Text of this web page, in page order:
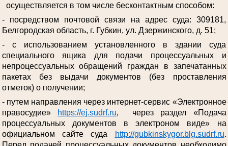
осуществляется в том числе бесконтактным способом:
- посредством почтовой связи на адрес суда: 309181,
Белгородская область, г. Губкин, ул. Дзержинского, д. 51;
- с использованием установленного в здании суда
специального ящика для подачи процессуальных и
непроцессуальных обращений граждан в запечатанных
пакетах без выдачи документов (без проставления
отметок) о получении;
- путем направления через интернет-сервис «Электронное
правосудие»
https://ej.sudrf.ru, через раздел «Подача
процессуальных документов в электроном виде» на
официальном сайте суда
http://gubkinskygor.blg.sudrf.ru.